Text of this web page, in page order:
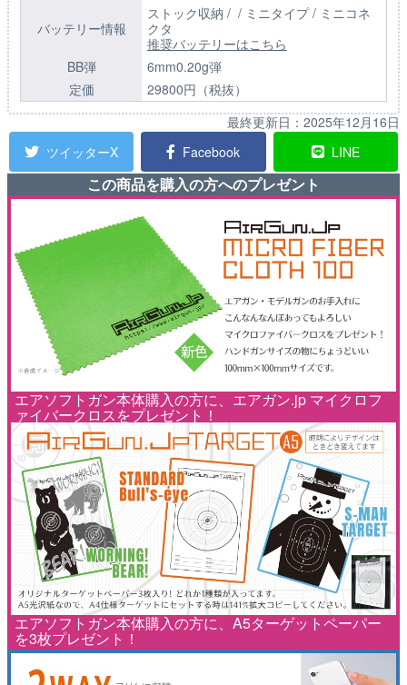
バッテリー情報
ストック収納 / / ミニタイプ / ミニコネ
クタ
推奨バッテリーはこちら
BB弾
6mm0.20g弾
定価
29800円（税抜）
最終更新日： 2025年12月16日
ツイッターX
Facebook LINE
この商品を購入の方へのプレゼント
エアソフトガン本体購入の方に、エアガン.jp マイクロフ
ァイバークロスをプレゼント！
エアソフトガン本体購入の方に、A5ターゲットペーパー
を3枚プレゼント！